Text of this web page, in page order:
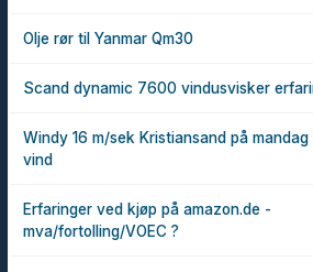
Olje rør til Yanmar Qm30
Scand dynamic 7600 vindusvisker
Windy 16 m/sek Kristiansand på mandag
vind
Erfaringer ved kjøp på amazon.de -
mva/fortolling/VOEC ?